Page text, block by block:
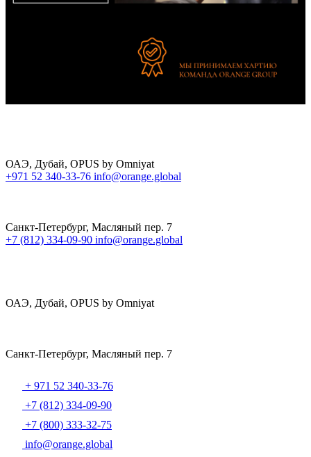
ОАЭ, Дубай, OPUS by Omniyat
+971 52 340-33-76 info@orange.global
Санкт-Петербург, Масляный пер. 7
+7 (812) 334-09-90 info@orange.global
ОАЭ, Дубай, OPUS by Omniyat
Санкт-Петербург, Масляный пер. 7
+ 971 52 340-33-76
+7 (812) 334-09-90
+7 (800) 333-32-75
info@orange.global